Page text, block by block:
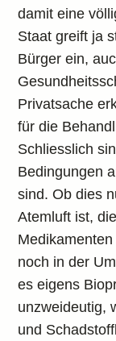
damit eine
Staat greift ja
Bürger ein,
Privatsache
für die
Schliesslich
Bedingungen
sind. Ob dies
Atemluft ist,
noch in der
es eigens
unzweideutig,
und